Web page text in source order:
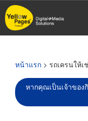
ข้าม
ไป
หน้าแรก > รถเครนให้
หากคุณเป็นเจ้าของ